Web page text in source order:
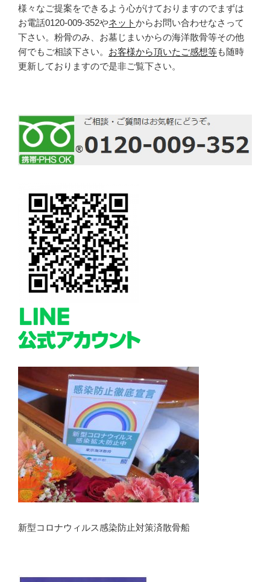
様々なご提案をできるよう心がけておりますのでまずは
お電話0120-009-352やネットからお問い合わせなさって
下さい。粉骨のみ、お墓じまいからの海洋散骨等その他
何でもご相談下さい。 お客様から頂いたご感想等も随時
更新しておりますので是非ご覧下さい。
新型コロナウィルス感染防止対策済散骨船